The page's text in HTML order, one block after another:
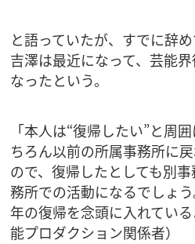
と語っていたが、すでに辞
吉澤は最近になって、芸能
なったという。
「本人は“復帰したい”と周
ちろん以前の所属事務所に
ので、復帰したとしても別
務所での活動になるでしょ
年の復帰を念頭に入れてい
能プロダクション関係者）